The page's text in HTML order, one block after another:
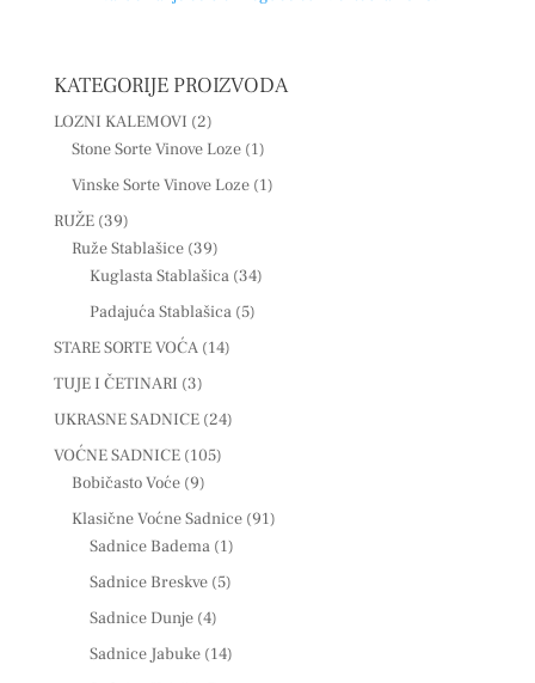
KATEGORIJE PROIZVODA
LOZNI KALEMOVI (2)
Stone Sorte Vinove Loze (1)
Vinske Sorte Vinove Loze (1)
RUŽE (39)
Ruže Stablašice (39)
Kuglasta Stablašica (34)
Padajuća Stablašica (5)
STARE SORTE VOĆA (14)
TUJE I ČETINARI (3)
UKRASNE SADNICE (24)
VOĆNE SADNICE (105)
Bobičasto Voće (9)
Klasične Voćne Sadnice (91)
Sadnice Badema (1)
Sadnice Breskve (5)
Sadnice Dunje (4)
Sadnice Jabuke (14)